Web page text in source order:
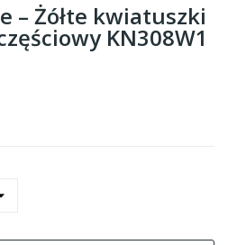
– Żółte kwiatuszki
KN308W1